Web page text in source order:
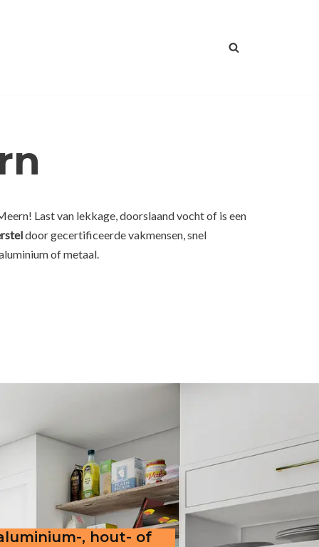
Last van lekkage, doorslaand vocht of is een
door gecertificeerde vakmensen, snel
of metaal.
, hout- of